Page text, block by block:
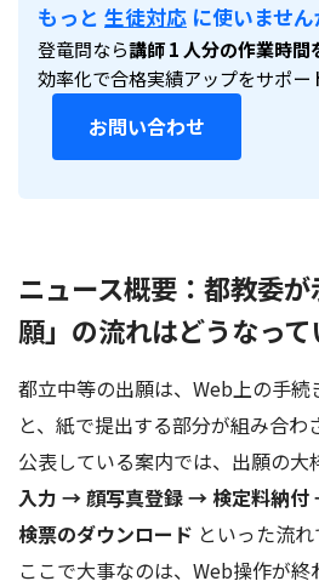
もっと 生徒対応 に使いません
登竜問なら講師 1 人分の作業時間
効率化で合格実績アップをサポー
お問い合わせ
ニュース概要：都教委
願」の流れはどうなって
都立中等の出願は、Web上の手
と、紙で提出する部分が組み合わ
公表している案内では、出願の大
入力 → 顔写真登録 → 検定料納
検票のダウンロード といった流れ
ここで大事なのは、Web操作が